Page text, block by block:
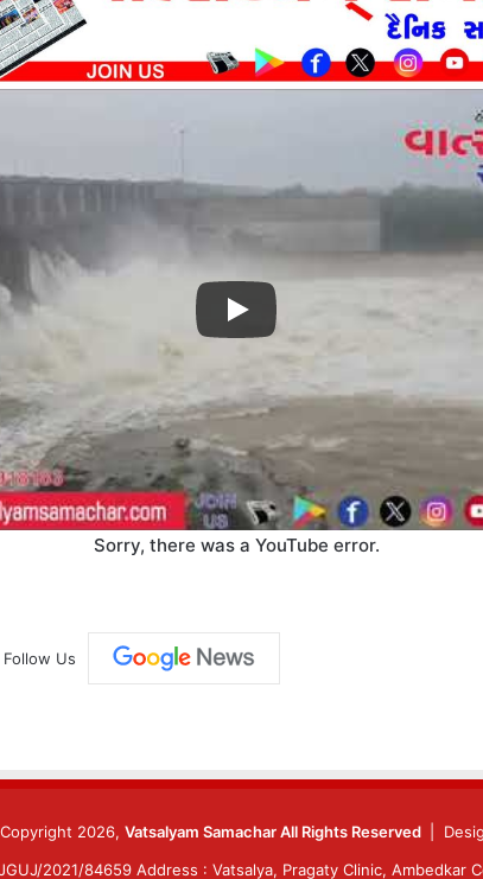
Sorry, there was a YouTube error.
Follow Us
2026,Vatsalyam Samachar All Rights Reserved |
2021/84659 Address : Vatsalya, Pragaty Clinic,